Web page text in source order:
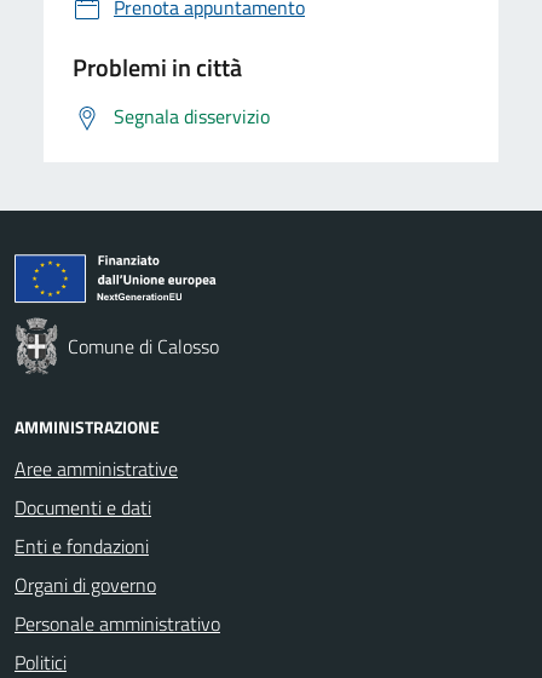
Prenota appuntamento
Problemi in città
Segnala disservizio
Comune di Calosso
AMMINISTRAZIONE
Aree amministrative
Documenti e dati
Enti e fondazioni
Organi di governo
Personale amministrativo
Politici